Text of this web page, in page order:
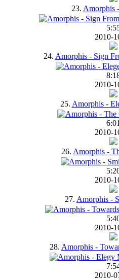
23. Amorphis
2010-
24. Amorphis - Sign
2010-
25. Amorphis -
6:01
2010-
26. Amorphis -
2010-
27. Amorphis -
2010-
28. Amorphis -
2010-